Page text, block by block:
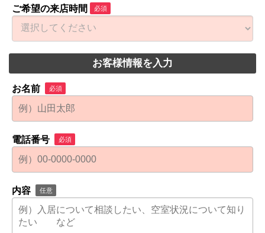
ご希望の来店時間 必須
お客様情報を入力
お名前 必須
電話番号 必須
内容 任意